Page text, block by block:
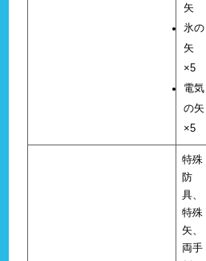
矢
氷の
矢
×5
電気
の矢
×5
特殊
防
具、
特殊
矢、
両手